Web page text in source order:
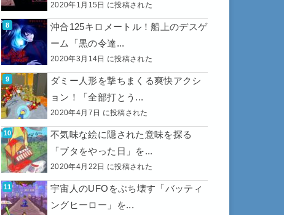
2020年1月15日 に投稿された
沖合125キロメートル！船上のデスゲ
ーム「黒の令達...
2020年3月14日 に投稿された
ダミー人形を撃ちまくる爽快アクシ
ョン！「全部打とう...
2020年4月7日 に投稿された
不気味な絵に隠された意味を探る
「ブタをやった日」を...
2020年4月22日 に投稿された
宇宙人のUFOをぶち壊す「バッティ
ングヒーロー」を...